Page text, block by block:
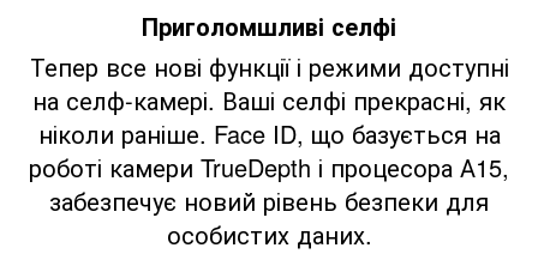
Приголомшливі селфі
Тепер все нові функції і режими доступні
на селф-камері. Ваші селфі прекрасні, як
ніколи раніше. Face ID, що базується на
роботі камери TrueDepth і процесора А15,
забезпечує новий рівень безпеки для
особистих даних.